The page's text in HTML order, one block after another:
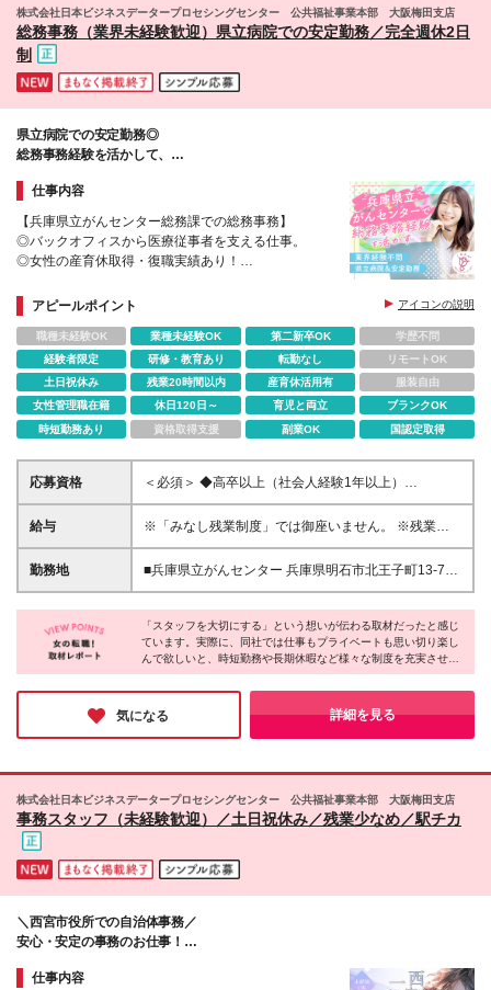
株式会社日本ビジネスデータープロセシングセンター 公共福祉事業本部 大阪梅田支店
総務事務（業界未経験歓迎）県立病院での安定勤務／完全週休2日
制
県立病院での安定勤務◎
総務事務経験を活かして、
仕事内容
【兵庫県立がんセンター総務課での総務事務】
◎バックオフィスから医療従事者を支える仕事。
◎女性の産育休取得・復職実績あり！
◎先輩社員がしっかりサポートします
アピールポイント アイコンの説明
職種未経験OK 業種未経験OK 第二新卒OK
学歴不問
経験者限定
研修・教育あり 転勤なし
リモートOK
土日祝休み
残業20時間以内 産育休活用有
服装自由
女性管理職在籍
休日120日～ 育児と両立
ブランクOK
時短勤務あり
資格取得支援 副業OK 国認定取得
応募資格
＜必須＞ ◆高卒以上（社会人経験1年以上）
◆Excel、Wordの基本操作ができること ◆総務事務経
験のある方 ＜歓迎スキル＞ ◇給与計算及び社会保険
給与
※「みなし残業制度」では御座いません。 ※残業代1
分単位で別途全額支給となります。 正社員（エリア
職）月給200,000円～+残業代 入社後2ヶ月は試用期間
勤めたい、家庭の事情で遠方への異動はできない、
そんな方々に向けての雇用形態です。 無期雇用で勤
務することができ、転居を伴う転勤はありません。
勤務地
■兵庫県立がんセンター 兵庫県明石市北王子町13-70
(変更の範囲)上記を除く当社関連勤務地
「スタッフを大切にする」という想いが伝わる取材だったと感じ
ています。実際に、同社では仕事もプライベートも思い切り楽し
んで欲しいと、時短勤務や長期休暇など様々な制度を充実させて
いるそう。社内の雰囲気も温かく、お互いに協力しながら楽しく
取り組んでいる様子が印象的です。自治体や官公庁で、イキイキ
と長いキャリアを築く。その希望を叶えるのに、ピッタリな環境
がある会社だと思いますよ！
気になる 詳細を見る
株式会社日本ビジネスデータープロセシングセンター 公共福祉事業本部 大阪梅田支店
事務スタッフ（未経験歓迎）／土日祝休み／残業少なめ／駅チカ
＼西宮市役所での自治体事務／
安心・安定の事務のお仕事！
仕事内容